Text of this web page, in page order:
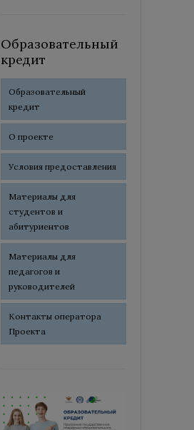
Образовательный
кредит
Образовательный
кредит
О проекте
Условия предоставления
Материалы для
студентов и
абитуриентов
Материалы для
педагогов и
руководителей
Контакты оператора
Проекта